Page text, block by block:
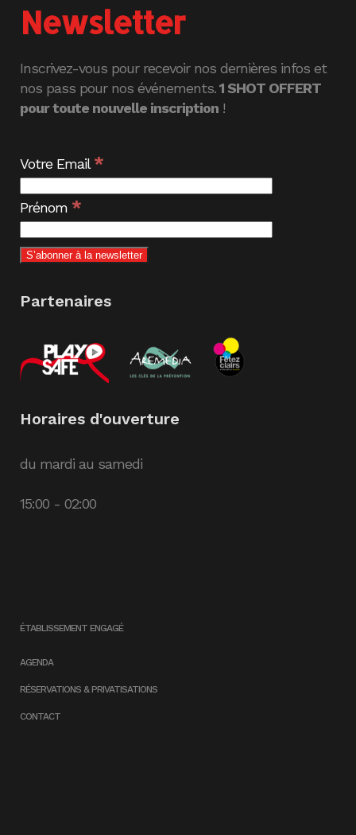
Newsletter
Inscrivez-vous pour recevoir nos dernières infos et
nos pass pour nos événements.1 SHOT OFFERT
pour toute nouvelle inscription !
Votre Email*
Prénom *
Partenaires
Horaires d'ouverture
du mardi au samedi
15:00 - 02:00
ÉTABLISSEMENT ENGAGÉ
AGENDA
RÉSERVATIONS & PRIVATISATIONS
CONTACT